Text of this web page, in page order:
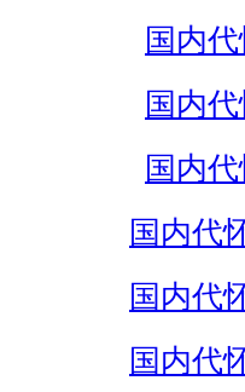
国内
国内
国内
国内代
国内代
国内代